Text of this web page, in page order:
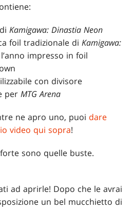
diKamigawa: Dinastia Neon
foil tradizionale diKamigawa:
impresso in foil
con divisore
perMTG Arena
ne apro uno, puoi dare
video qui sopra!
sono quelle buste.
ad aprirle! Dopo che le avrai
un bel mucchietto di